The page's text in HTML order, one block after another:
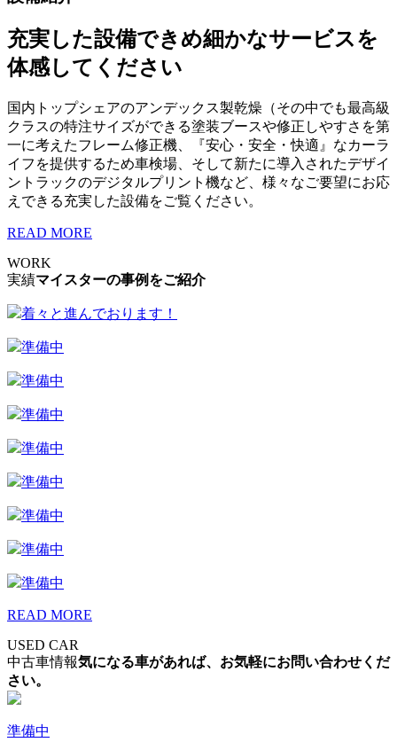
充実した設備できめ細かなサービスを
体感してください
国内トップシェアのアンデックス製乾燥（その中でも最高級
クラスの特注サイズができる塗装ブースや修正しやすさを第
一に考えたフレーム修正機、『安心・安全・快適』なカーラ
イフを提供するため車検場、そして新たに導入されたデザイ
ントラックのデジタルプリント機など、様々なご要望にお応
えできる充実した設備をご覧ください。
READ MORE
WORK
実績マイスターの事例をご紹介
着々と進んでおります！
準備中
準備中
準備中
準備中
準備中
準備中
準備中
準備中
READ MORE
USED CAR
中古車情報気になる車があれば、お気軽にお問い合わせくだ
さい。
準備中